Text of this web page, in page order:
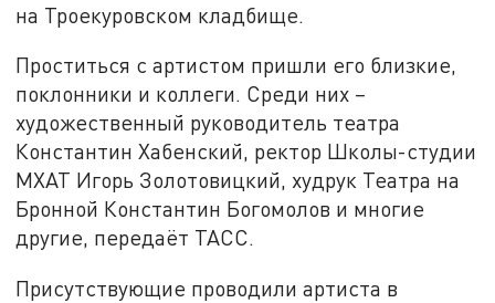
на Троекуровском кладбище.
Проститься с артистом пришли его близкие,
поклонники и коллеги. Среди них –
художественный руководитель театра
Константин Хабенский, ректор Школы-студии
МХАТ Игорь Золотовицкий, худрук Театра на
Бронной Константин Богомолов и многие
другие, передаёт ТАСС.
Присутствующие проводили артиста в